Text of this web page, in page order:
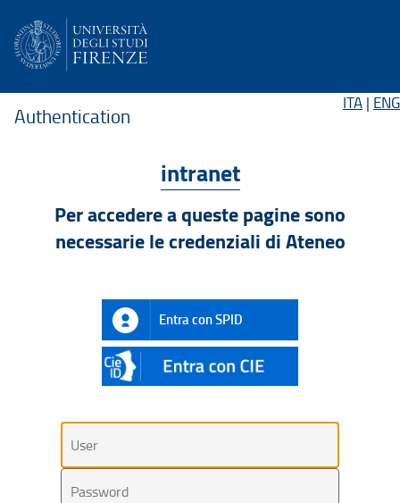
ITA | ENG
Authentication
intranet
Per accedere a queste pagine sono
necessarie le credenziali di Ateneo
Entra con SPID
CIE
ID
Utente
Password